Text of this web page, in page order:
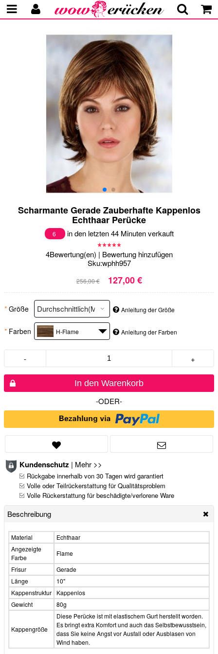
Scharmante Gerade Zauberhafte Kappenlos
Echthaar Perücke
6 in den letzten 44 Minuten verkauft
4Bewertung(en) | Bewertung hinzufügen
Sku:wphh957
256,00 € 127,00 €
* Größe Anleitung der Größe
* Farben H-Flame Anleitung der Farben
- +
In den Warenkorb
-ODER-
Kundenschutz | Mehr >>
Rückgabe innerhalb von 30 Tagen wird garantiert
Volle oder Teilrückerstattung für Qualitätsproblem
Volle Rückerstattung für beschädigte/verlorene Ware
Beschreibung
Material
Echthaar
Angezeigte
Farbe
Flame
Frisur
Gerade
Länge
10"
Kappenstruktur
Kappenlos
Gewicht
80g
Kappengröße
Diese Perücke ist mit elastischem Gurt herstellt worden.
Es bringt extra Komfort und auch das Selbstbewusstsein,
dass Sie keine Angst vor Ausfall oder Ausblasen von
Wind haben.